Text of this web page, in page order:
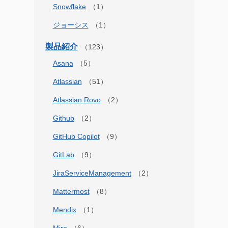
Snowflake
ジョーシス
製品紹介
Asana
Atlassian
Atlassian Rovo
Github
GitHub Copilot
GitLab
JiraServiceManagement
Mattermost
Mendix